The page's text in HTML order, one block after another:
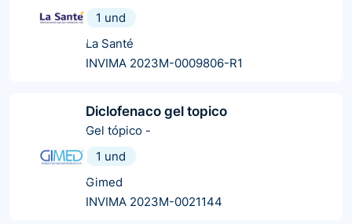
1 und
La Santé
INVIMA 2023M-0009806-R1
Diclofenaco gel topico
Gel tópico -
1 und
Gimed
INVIMA 2023M-0021144